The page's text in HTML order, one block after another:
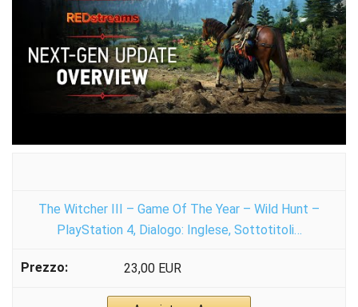
The Witcher III – Game Of The Year – Wild Hunt –
PlayStation 4, Dialogo: Inglese, Sottotitoli…
23,00 EUR